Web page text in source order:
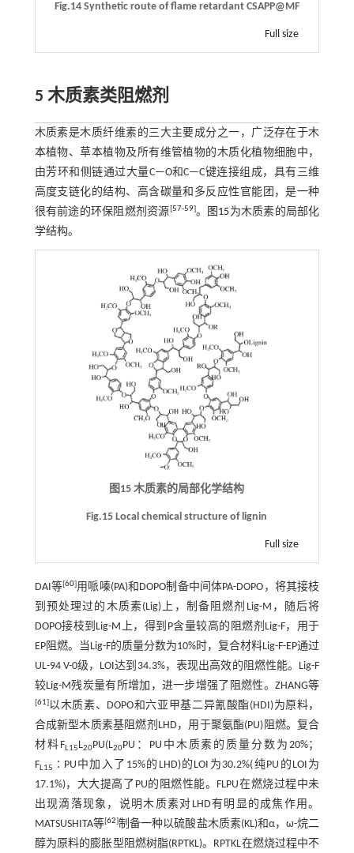
Fig.14 Synthetic route of flame retardant CSAPP@MF
Full size
5 木质素类阻燃剂
木质素是木质纤维素的三大主要成分之一，广泛存在于木
本植物、草本植物及所有维管植物的木质化植物细胞中，
由芳环和侧链通过大量C—O和C—C键连接组成，具有三维
高度支链化的结构、高含碳量和多反应性官能团，是一种
很有前途的环保阻燃剂资源[57-59]。 图15为木质素的局部化
学结构。
图15 木质素的局部化学结构
Fig.15 Local chemical structure of lignin
Full size
DAI等[60]用哌嗪(PA)和DOPO制备中间体PA-DOPO，将其接枝
到预处理过的木质素(Lig)上，制备阻燃剂Lig-M，随后将
DOPO接枝到Lig-M上，得到P含量较高的阻燃剂Lig-F，用于
EP阻燃。当Lig-F的质量分数为10%时，复合材料Lig-F-EP通过
UL-94 V-0级，LOI达到34.3%，表现出高效的阻燃性能。Lig-F
较Lig-M残炭量有所增加，进一步增强了阻燃性。ZHANG等
[61]以木质素、DOPO和六亚甲基二异氰酸酯(HDI)为原料，
合成新型木质素基阻燃剂LHD，用于聚氨酯(PU)阻燃。复合
材料FL15L20PU(L20PU：PU中木质素的质量分数为20%；
FL15
∶PU中加入了15%的LHD)的LOI为30.2%(纯PU的LOI为
17.1%)，大大提高了PU的阻燃性能。FLPU在燃烧过程中未
出现滴落现象，说明木质素对LHD有明显的成焦作用。
MATSUSHITA等[62]制备一种以硫酸盐木质素(KL)和α，ω-烷二
醇为原料的膨胀型阻燃树脂(RPTKL)。RPTKL在燃烧过程中不